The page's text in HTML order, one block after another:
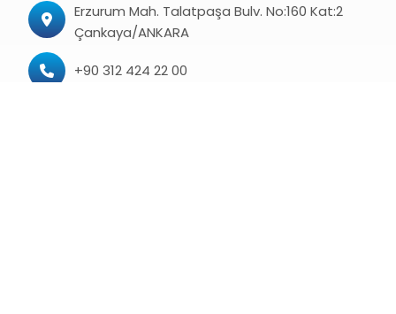
Erzurum Mah. Talatpaşa Bulv. No:160 Kat:2
Çankaya/ANKARA
+90 312 424 22 00